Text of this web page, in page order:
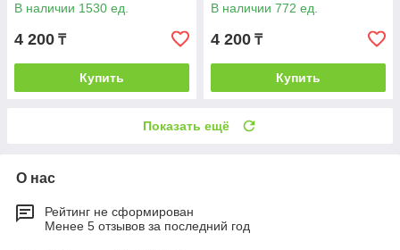
В наличии 1530 ед.
4 200 ₸
Купить
В наличии 772 ед.
4 200 ₸
Купить
Показать ещё
О нас
Рейтинг не сформирован
Менее 5 отзывов за последний год